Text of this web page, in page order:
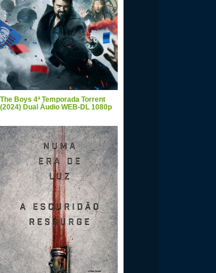
The Boys 4ª Temporada Torrent
(2024) Dual Áudio WEB-DL 1080p